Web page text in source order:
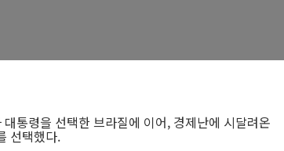
통령을 선택한 브라질에 이어, 경제난에 시달려온
선택했다.